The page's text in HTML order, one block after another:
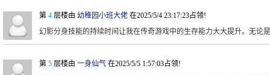
第 4 层楼由 幼稚园小班大佬 在2025/5/4 23:17:23占领!
幻影分身技能的持续时间让我在传奇游戏中的生存能力大大提升。无论
第 5 层楼由 一身仙气 在2025/5/5 1:57:03占领!